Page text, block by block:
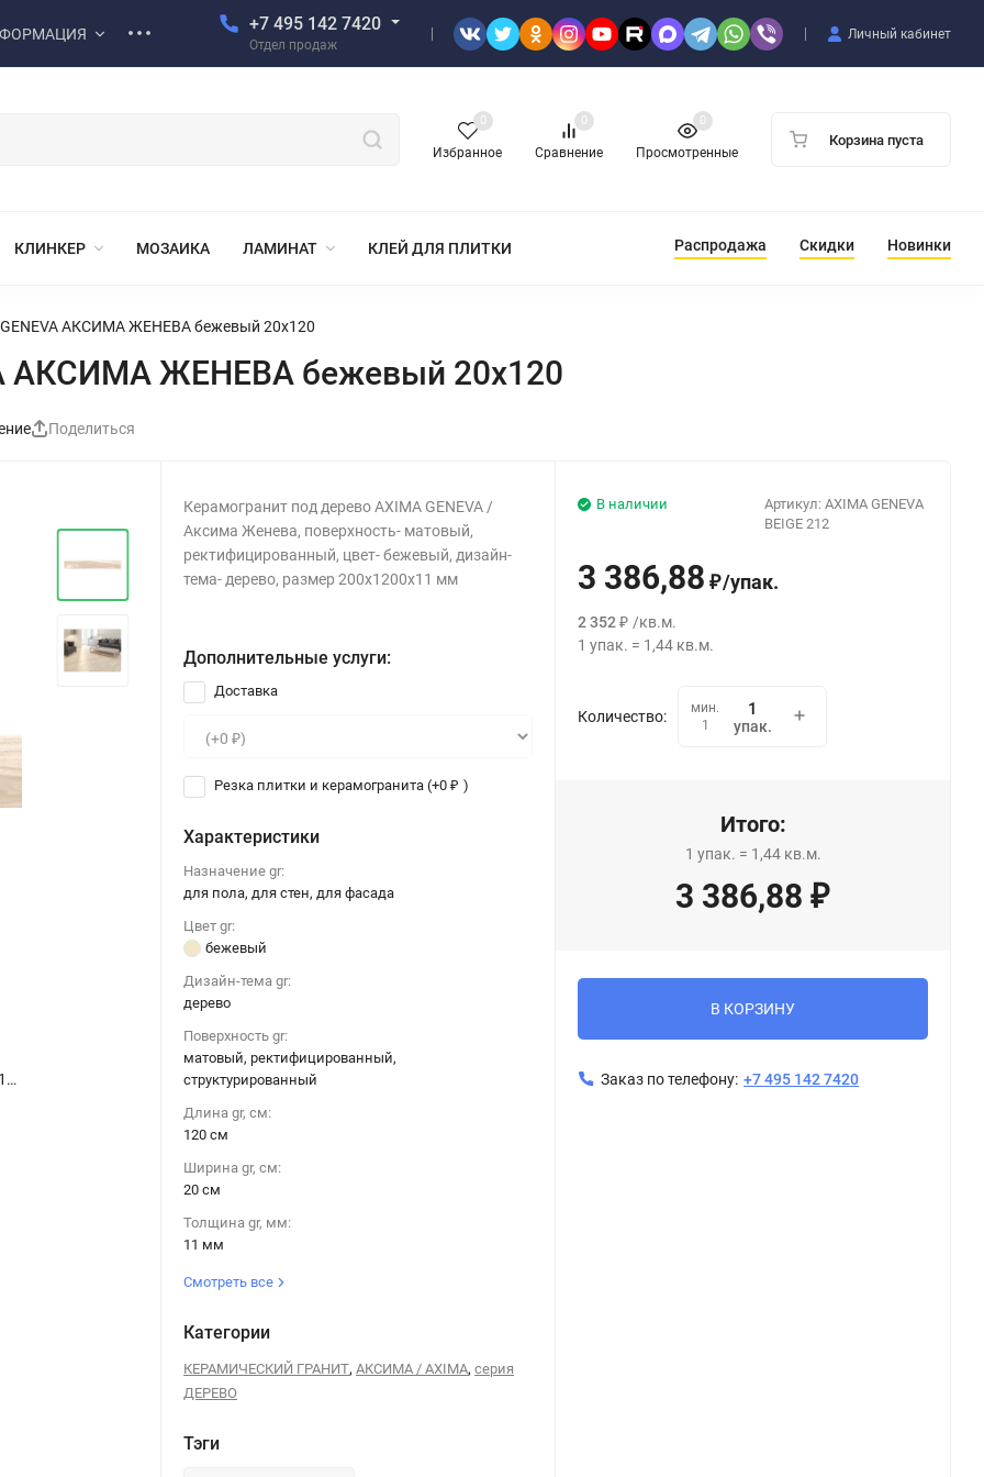
+7 495 142 7420
Отдел продаж
Личный кабинет
Избранное
0
Сравнение
0
Просмотренные
0
Корзина пуста
КЛИНКЕР МОЗАИКА ЛАМИНАТ КЛЕЙ ДЛЯ ПЛИТКИ Распродажа Скидки Новинки
GENEVA АКСИМА ЖЕНЕВА бежевый 20x120
АКСИМА ЖЕНЕВА бежевый 20x120
Поделиться
Интерьер керамогранит AXIMA GENEVA светло-серый 20x120 под дерево
Керамогранит под дерево AXIMA GENEVA /
Аксима Женева, поверхность- матовый,
ректифицированный, цвет- бежевый, дизайн-
тема- дерево, размер 200x1200x11 мм
Дополнительные услуги:
Доставка
Резка плитки и керамогранита (+0₽ )
Характеристики
Назначение gr:
для пола, для стен, для фасада
Цвет gr:
бежевый
Дизайн-тема gr:
дерево
Поверхность gr:
матовый, ректифицированный,
структурированный
Длина gr, см:
120 см
Ширина gr, см:
20 см
Толщина gr, мм:
11 мм
Смотреть все
Категории
КЕРАМИЧЕСКИЙ ГРАНИТ,АКСИМА / AXIMA,серия
ДЕРЕВО
Тэги
Артикул: AXIMA GENEVA
BEIGE 212
В наличии
3 386,88 ₽/упак.
2 352 ₽ /кв.м.
1 упак. = 1,44 кв.м.
Количество:
мин.
1
упак.
Итого:
1 упак. = 1,44 кв.м.
3 386,88 ₽
В КОРЗИНУ
Заказ по телефону: +7 495 142 7420